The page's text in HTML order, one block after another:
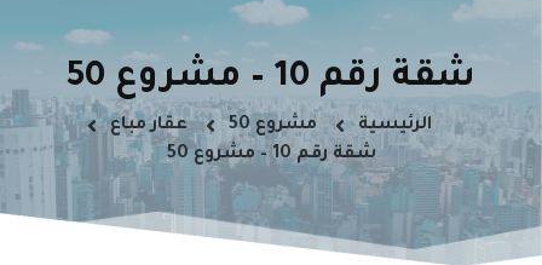
شقة رقم 10 – مشروع 50
الرئيسية مشروع 50
عقار مباع
شقة رقم 10 – مشروع 50